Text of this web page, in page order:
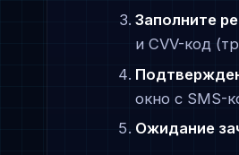
Заполните
и CVV-код
окно с SMS-
Ожидание